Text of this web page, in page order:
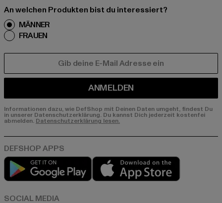
An welchen Produkten bist du interessiert?
MÄNNER
FRAUEN
ANMELDEN
Informationen dazu, wie DefShop mit Deinen Daten umgeht, findest Du
in unserer Datenschutzerklärung. Du kannst Dich jederzeit kostenfei
abmelden. Datenschutzerklärung lesen.
Play market